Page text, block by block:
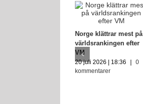
Norge klättrar mest på
världsrankingen efter
VM
20 juli 2026 | 18:36
0
kommentarer